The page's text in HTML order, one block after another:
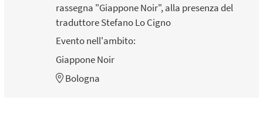
rassegna "Giappone Noir", alla presenza del
traduttore Stefano Lo Cigno
Evento nell'ambito:
Giappone Noir
Bologna